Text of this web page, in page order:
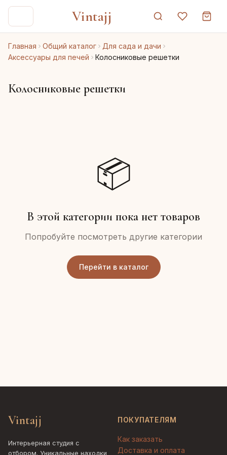
Vintajj
Главная Общий каталог
Для сада и дачи
Аксессуары для печей
Колосниковые решетки
Колосниковые решетки
📦
В этой категории пока нет товаров
Попробуйте посмотреть другие категории
Перейти в каталог
Vintajj
Интерьерная студия с
отбором. Уникальные находки
ПОКУПАТЕЛЯМ
Как заказать
Доставка и оплата